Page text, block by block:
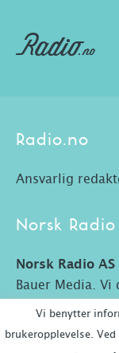
Radio.no
Ansvarlig
Norsk Radio
Norsk Radio AS
Bauer Media.
Vi benytter
brukeropplevelse.